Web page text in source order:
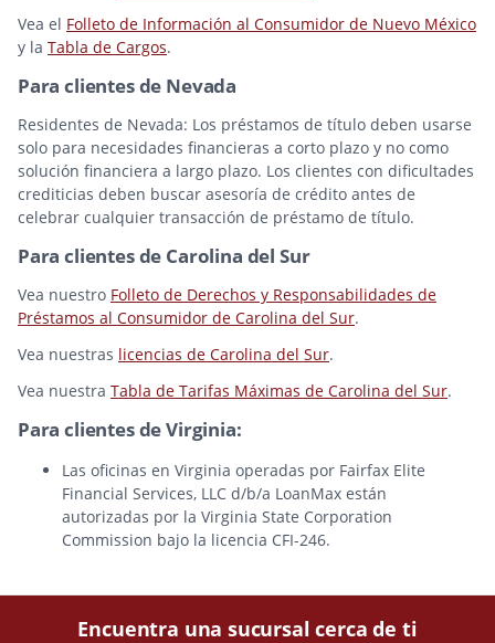
Vea el Folleto de Información al Consumidor de Nuevo México
y la Tabla de Cargos.
Para clientes de Nevada
Residentes de Nevada: Los préstamos de título deben usarse
solo para necesidades financieras a corto plazo y no como
solución financiera a largo plazo. Los clientes con dificultades
crediticias deben buscar asesoría de crédito antes de
celebrar cualquier transacción de préstamo de título.
Para clientes de Carolina del Sur
Vea nuestro Folleto de Derechos y Responsabilidades de
Préstamos al Consumidor de Carolina del Sur.
Vea nuestras licencias de Carolina del Sur.
Vea nuestra Tabla de Tarifas Máximas de Carolina del Sur.
Para clientes de Virginia:
Las oficinas en Virginia operadas por Fairfax Elite
Financial Services, LLC d/b/a LoanMax están
autorizadas por la Virginia State Corporation
Commission bajo la licencia CFI-246.
Encuentra una sucursal cerca de ti